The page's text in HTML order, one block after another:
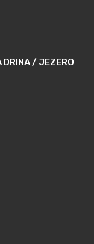
DRINA / JEZERO